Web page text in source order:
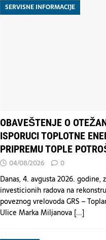
SERVISNE INFORMACIJE
OBAVEŠTENJE O
ISPORUCI TOPLOTNE
PRIPREMU TOPLE
04/08/2026 0
Danas, 4. avgusta 2026. godine,
investicionih radova na
poveznog vrelovoda GRS –
Ulice Marka Miljanova [...]